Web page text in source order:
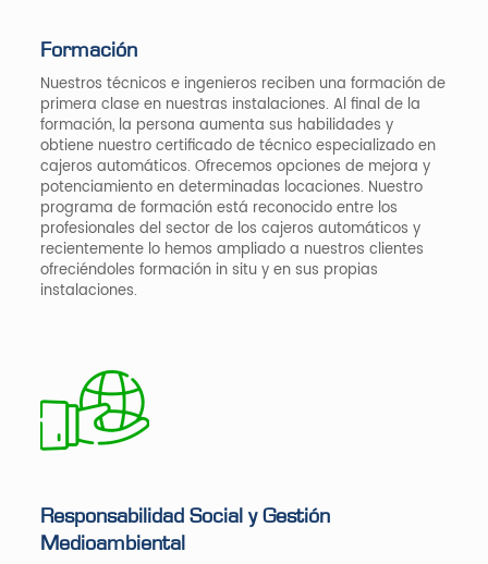
Formación
Nuestros técnicos e ingenieros reciben una formación de
primera clase en nuestras instalaciones. Al final de la
formación, la persona aumenta sus habilidades y
obtiene nuestro certificado de técnico especializado en
cajeros automáticos. Ofrecemos opciones de mejora y
potenciamiento en determinadas locaciones. Nuestro
programa de formación está reconocido entre los
profesionales del sector de los cajeros automáticos y
recientemente lo hemos ampliado a nuestros clientes
ofreciéndoles formación in situ y en sus propias
instalaciones.
Responsabilidad Social y Gestión
Medioambiental